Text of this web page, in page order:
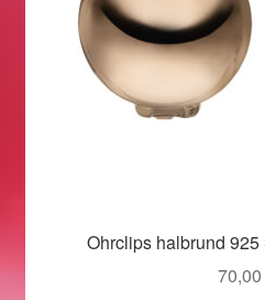
Ohrclips halbrund
70,00